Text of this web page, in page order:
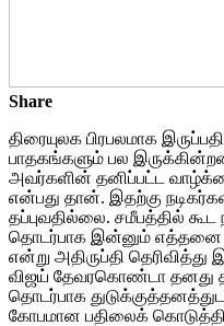
Share
திரையுலக பிரபலமாக
பாதகங்களும் பல
அவர்களின் தனிப்பட்ட
என்பது தான். இதற்கு
தப்புவதில்லை. சமீபத்தில்
தொடர்பாக இன்னும் எத்தனை
என்று அதிருப்தி தெரிவித்து
விஜய் தேவரகொண்டா தனது
தொடர்பாக
கோபமான பதிலைக்